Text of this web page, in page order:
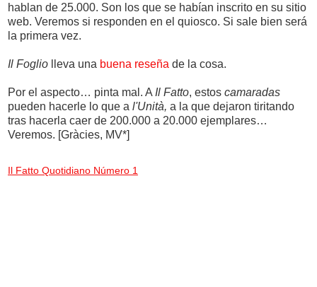
hablan de 25.000. Son los que se habían inscrito en su sitio
web. Veremos si responden en el quiosco. Si sale bien será
la primera vez.
Il Foglio lleva una buena reseña de la cosa.
Por el aspecto… pinta mal. A Il Fatto, estos camaradas
pueden hacerle lo que a l'Unità, a la que dejaron tiritando
tras hacerla caer de 200.000 a 20.000 ejemplares…
Veremos. [Gràcies, MV*]
Il Fatto Quotidiano Número 1